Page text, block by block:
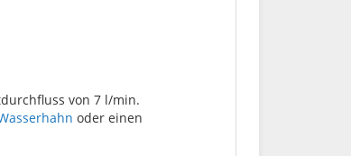
von 7 l/min.
oder einen